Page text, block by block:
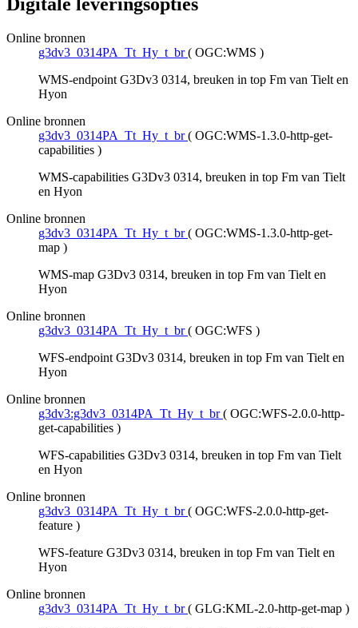
Digitale leveringsopties
Online bronnen
g3dv3_0314PA_Tt_Hy_t_br ( OGC:WMS )
WMS-endpoint G3Dv3 0314, breuken in top Fm van Tielt en
Hyon
Online bronnen
g3dv3_0314PA_Tt_Hy_t_br ( OGC:WMS-1.3.0-http-get-
capabilities )
WMS-capabilities G3Dv3 0314, breuken in top Fm van Tielt
en Hyon
Online bronnen
g3dv3_0314PA_Tt_Hy_t_br ( OGC:WMS-1.3.0-http-get-
map )
WMS-map G3Dv3 0314, breuken in top Fm van Tielt en
Hyon
Online bronnen
g3dv3_0314PA_Tt_Hy_t_br ( OGC:WFS )
WFS-endpoint G3Dv3 0314, breuken in top Fm van Tielt en
Hyon
Online bronnen
g3dv3:g3dv3_0314PA_Tt_Hy_t_br ( OGC:WFS-2.0.0-http-
get-capabilities )
WFS-capabilities G3Dv3 0314, breuken in top Fm van Tielt
en Hyon
Online bronnen
g3dv3_0314PA_Tt_Hy_t_br ( OGC:WFS-2.0.0-http-get-
feature )
WFS-feature G3Dv3 0314, breuken in top Fm van Tielt en
Hyon
Online bronnen
g3dv3_0314PA_Tt_Hy_t_br ( GLG:KML-2.0-http-get-map )